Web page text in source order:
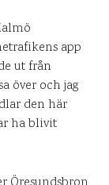
app
ut från
över och jag
den här
ha blivit